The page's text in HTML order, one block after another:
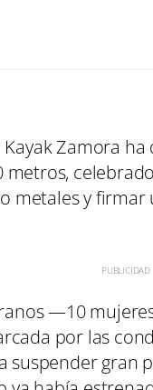
Zamora
metros,
metales y firmar
—10
por las
suspender gran